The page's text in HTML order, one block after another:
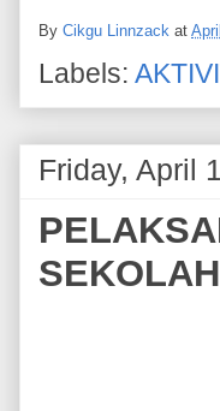
By Cikgu Linnzack at
Labels:
Friday, April